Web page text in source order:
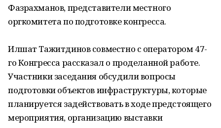
Фазрахманов, представители местного
оргкомитета по подготовке конгресса.
Илшат Тажитдинов совместно с оператором 47-
го Конгресса рассказал о проделанной работе.
Участники заседания обсудили вопросы
подготовки объектов инфраструктуры, которые
планируется задействовать в ходе предстоящего
мероприятия, организацию выставки